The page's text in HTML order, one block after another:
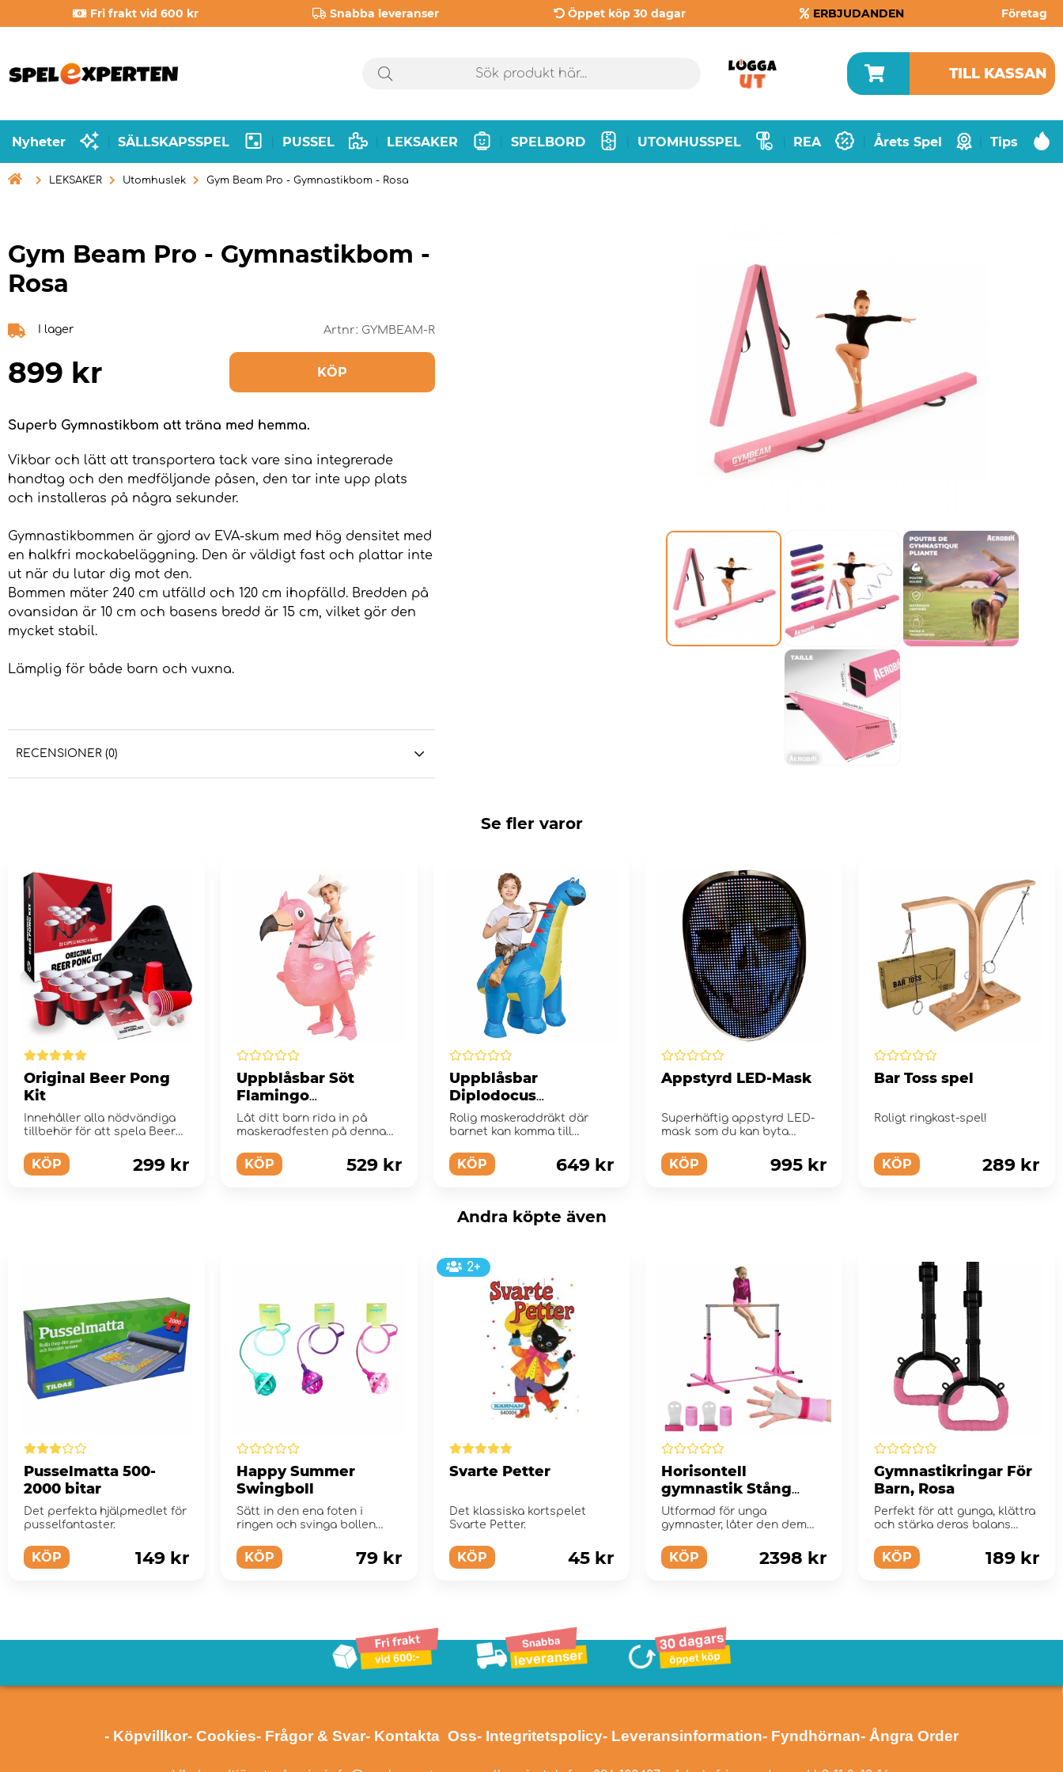
Fri frakt vid 600 kr Snabba leveranser Öppet köp 30 dagar ERBJUDANDEN Företag
TILL KASSAN
Nyheter SÄLLSKAPSSPEL PUSSEL LEKSAKER SPELBORD UTOMHUSSPEL REA Årets Spel Tips
 LEKSAKER Utomhuslek Gym Beam Pro - Gymnastikbom - Rosa
Gym Beam Pro - Gymnastikbom -
Rosa
I lager Artnr: GYMBEAM-R
899 kr KÖP
Superb Gymnastikbom att träna med hemma.
Vikbar och lätt att transportera tack vare sina integrerade
handtag och den medföljande påsen, den tar inte upp plats
och installeras på några sekunder.
Gymnastikbommen är gjord av EVA-skum med hög densitet med
en halkfri mockabeläggning. Den är väldigt fast och plattar inte
ut när du lutar dig mot den.
Bommen mäter 240 cm utfälld och 120 cm ihopfälld. Bredden på
ovansidan är 10 cm och basens bredd är 15 cm, vilket gör den
mycket stabil.
Lämplig för både barn och vuxna.
RECENSIONER (0)
Se fler varor
Original Beer Pong
Kit
Innehåller alla nödvändiga
tillbehör för att spela Beer
KÖP 299 kr
Uppblåsbar Söt
Flamingo
Maskeraddräkt för
Barn
Låt ditt barn rida in på
maskeradfesten på denna
KÖP 529 kr
Uppblåsbar
Diplodocus
Maskeraddräkt för
Barn
Rolig maskeraddräkt där
barnet kan komma till
på...KÖP 649 kr
Appstyrd LED-Mask
Superhäftig appstyrd LED-
mask som du kan byta
KÖP 995 kr
Bar Toss spel
Roligt ringkast-spel!
KÖP 289 kr
Andra köpte även
Pusselmatta 500-
2000 bitar
Det perfekta hjälpmedlet för
pusselfantaster.
KÖP 149 kr
Happy Summer
Swingboll
Sätt in den ena foten i
ringen och svinga bollen
KÖP 79 kr
2+
Svarte Petter
Det klassiska kortspelet
Svarte Petter.
KÖP 45 kr
Horisontell
gymnastik Stång
Rosa
Utformad för unga
gymnaster, låter den dem
och...
KÖP 2398 kr
Gymnastikringar För
Barn, Rosa
Perfekt för att gunga, klättra
och stärka deras balans
KÖP 189 kr
- Köpvillkor- Cookies- Frågor & Svar- Kontakta Oss- Integritetspolicy- Leveransinformation- Fyndhörnan- Ångra Order